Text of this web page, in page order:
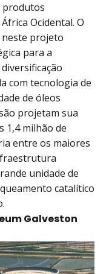
produtos
Ocidental. O
projeto
para a
com tecnologia de
de óleos
projetam sua
1,4 milhão de
entre os maiores
unidade de
catalítico
Galveston